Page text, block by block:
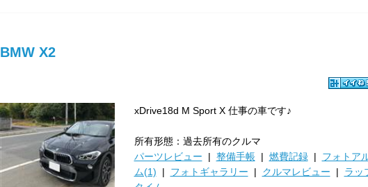
BMW X2
xDrive18d M Sport X 仕事の車です♪
所有形態：過去所有のクルマ
パーツレビュー | 整備手帳| 燃費記録| フォトア
ム(1) | フォトギャラリー | クルマレビュー | ラッ